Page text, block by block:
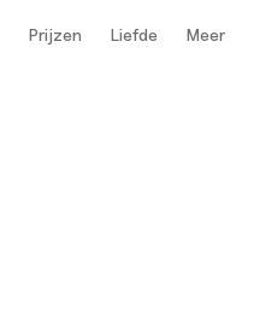
Prijzen Liefde Meer